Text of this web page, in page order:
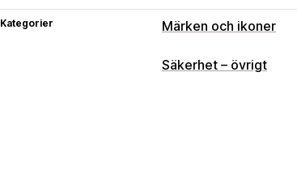
Kategorier Märken och ikoner
Ikontyp
Säkerhet – övrigt